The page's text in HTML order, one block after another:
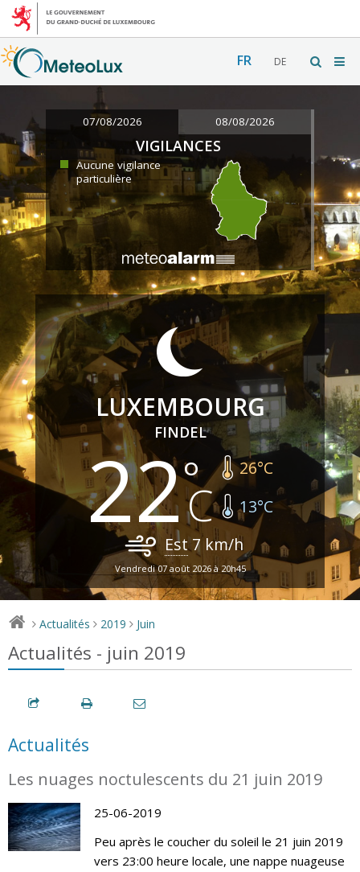
FR DE
07/08/2026 08/08/2026
VIGILANCES
Aucune vigilance
particulière
LUXEMBOURG
FINDEL
22 26°C
13°C
Est7 km/h
Vendredi 07 août 2026 à 20h45
> Actualités > 2019 > Juin
Actualités - juin 2019
Actualités
Les nuages noctulescents du 21 juin 2019
25-06-2019
Peu après le coucher du soleil le 21 juin 2019
vers 23:00 heure locale, une nappe nuageuse